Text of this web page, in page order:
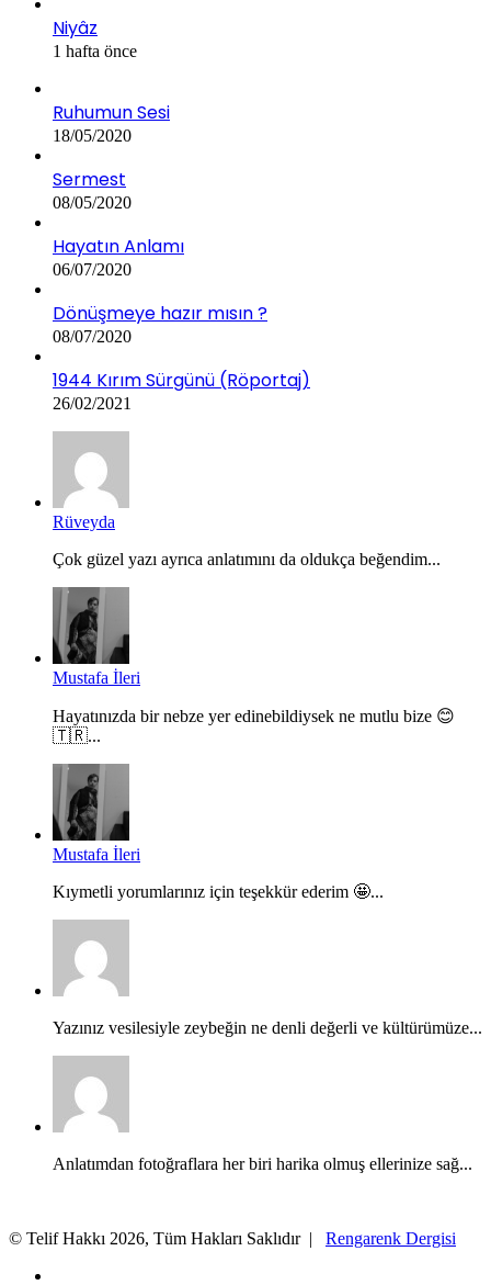
Niyâz
1 hafta önce
Ruhumun Sesi
18/05/2020
Sermest
08/05/2020
Hayatın Anlamı
06/07/2020
Dönüşmeye hazır mısın ?
08/07/2020
1944 Kırım Sürgünü (Röportaj)
26/02/2021
Rüveyda
Çok güzel yazı ayrıca anlatımını da oldukça beğendim...
Mustafa İleri
Hayatınızda bir nebze yer edinebildiysek ne mutlu bize 😊
🇹🇷...
Mustafa İleri
Kıymetli yorumlarınız için teşekkür ederim 🤩...
Yazınız vesilesiyle zeybeğin ne denli değerli ve kültürümüze...
Anlatımdan fotoğraflara her biri harika olmuş ellerinize sağ...
© Telif Hakkı 2026, Tüm Hakları Saklıdır | Rengarenk Dergisi